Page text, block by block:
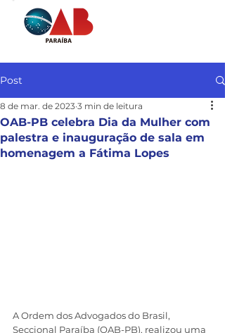
Post
OAB-PB celebra Dia da Mulher com
palestra e inauguração de sala em
homenagem a Fátima Lopes
8 de mar. de 2023 3 min de leitura
A Ordem dos Advogados do Brasil,
Seccional Paraíba (OAB-PB), realizou uma